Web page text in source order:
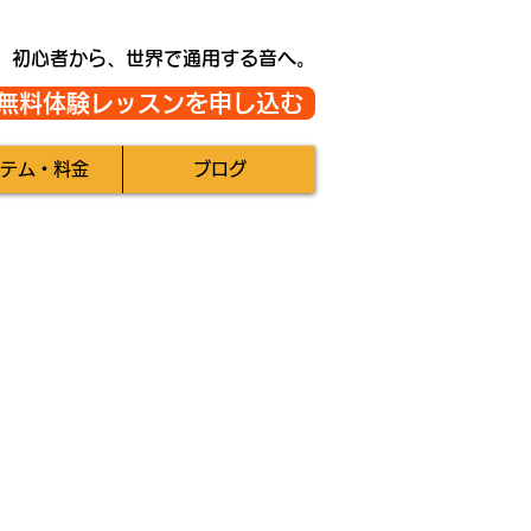
初心者から、世界で通用する音へ。
料体験レッスンを申し込む
ム・料金 ブログ